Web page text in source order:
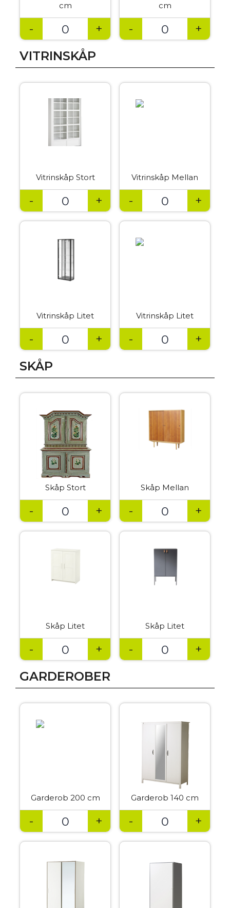
cm
- +
cm
- +
VITRINSKÅP
Vitrinskåp Stort
- +
Vitrinskåp Mellan
- +
Vitrinskåp Litet
- +
Vitrinskåp Litet
- +
SKÅP
Skåp Stort
- +
Skåp Mellan
- +
Skåp Litet
- +
Skåp Litet
- +
GARDEROBER
Garderob 200 cm
- +
Garderob 140 cm
- +